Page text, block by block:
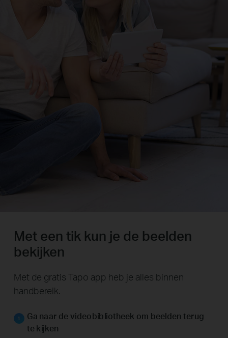
Met een tik kun je de beelden
bekijken
Met de gratis Tapo app heb je alles binnen
handbereik.
Ga naar de videobibliotheek om beelden terug
te kijken